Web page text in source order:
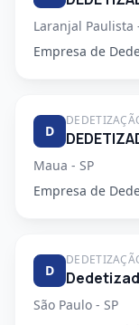
Laranjal Paulista
Empresa de
D
Maua - SP
Empresa de
D
São Paulo - SP